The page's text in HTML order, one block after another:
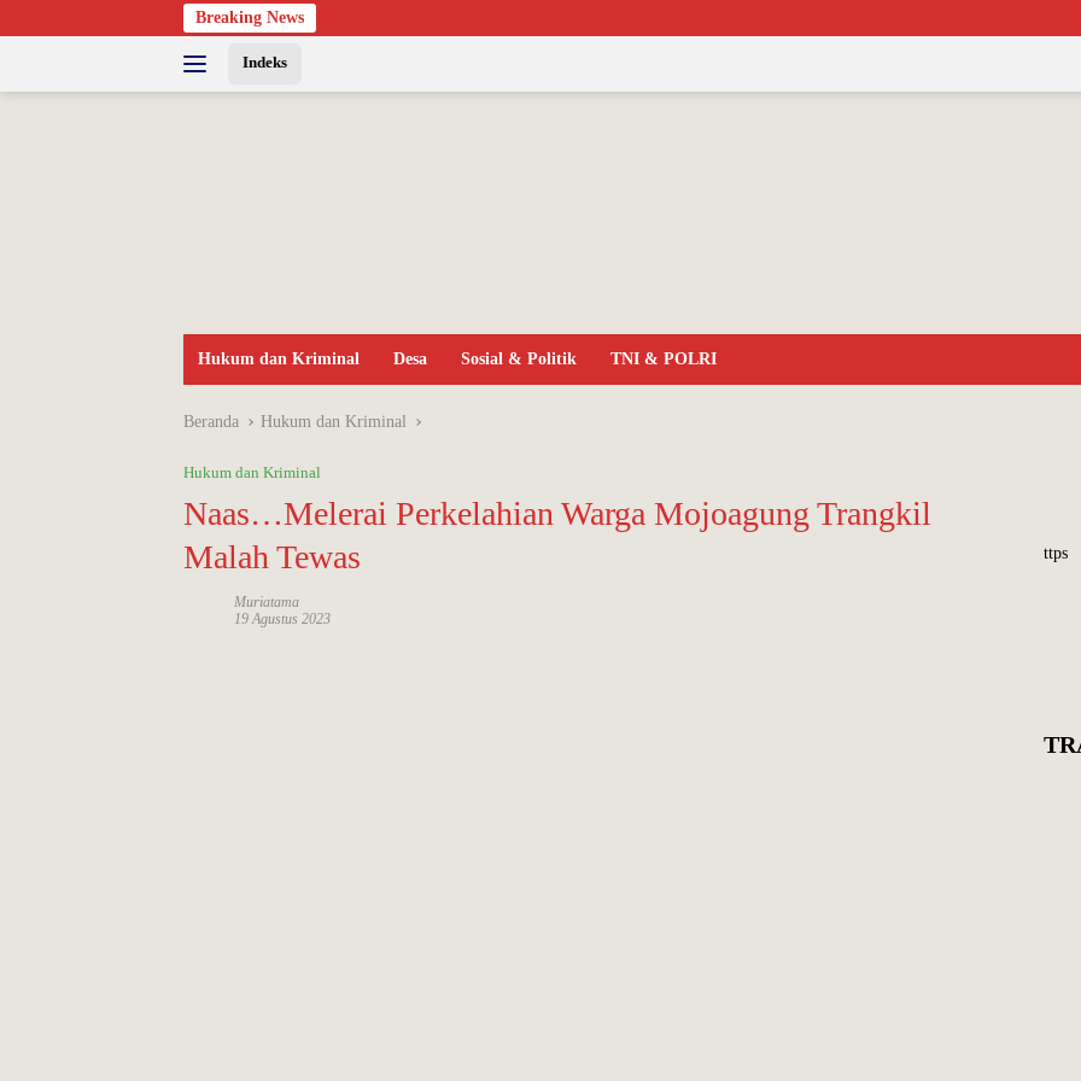
ke
Breaking News
Indeks
Hukum dan Kriminal Desa Sosial & Politik TNI & POLRI
Beranda Hukum dan Kriminal
Hukum dan Kriminal
Naas…Melerai Perkelahian Warga Mojoagung
Trangkil Malah Tewas
Muriatama
19 Agustus 2023
ttps